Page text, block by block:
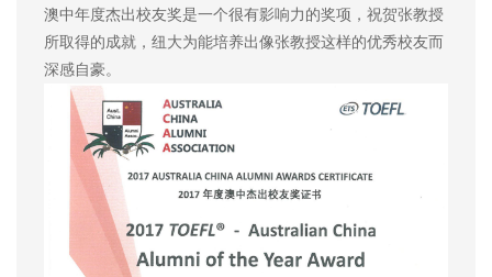
澳中年度杰出校友奖是一个很有影响力的奖项，祝贺张教授
所取得的成就，纽大为能培养出像张教授这样的优秀校友而
深感自豪。